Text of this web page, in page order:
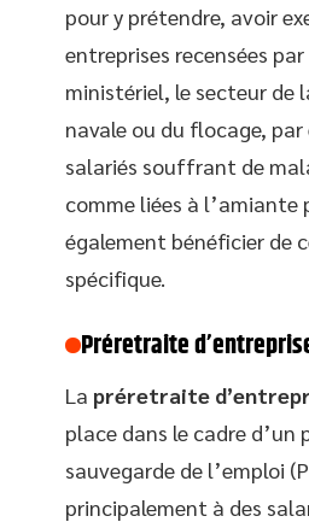
pour y prétendre, avoir
entreprises recensées
ministériel, le secteur de
navale ou du flocage, par
salariés souffrant de
comme liées à l’amiante
également bénéficier de
spécifique.
Préretraite
La préretraite
place dans le cadre d’un
sauvegarde de l’emploi
principalement à des